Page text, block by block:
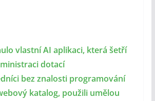
vlastní AI aplikaci, která šetří
dotací
bez znalosti programování
katalog, použili umělou